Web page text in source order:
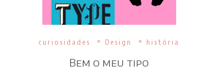
curiosidades Design história
Bem o meu tipo